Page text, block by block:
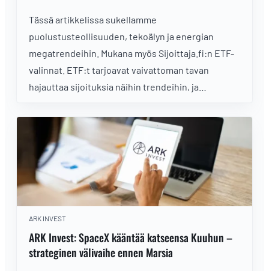
Tässä artikkelissa sukellamme
puolustusteollisuuden, tekoälyn ja energian
megatrendeihin. Mukana myös Sijoittaja.fi:n ETF-
valinnat. ETF:t tarjoavat vaivattoman tavan
hajauttaa sijoituksia näihin trendeihin, ja
tehokkaista ETF:stä, joihin suomalainen sijoittaja
voi sijoittaa.
ARK INVEST
ARK Invest: SpaceX kääntää katseensa Kuuhun –
strateginen välivaihe ennen Marsia